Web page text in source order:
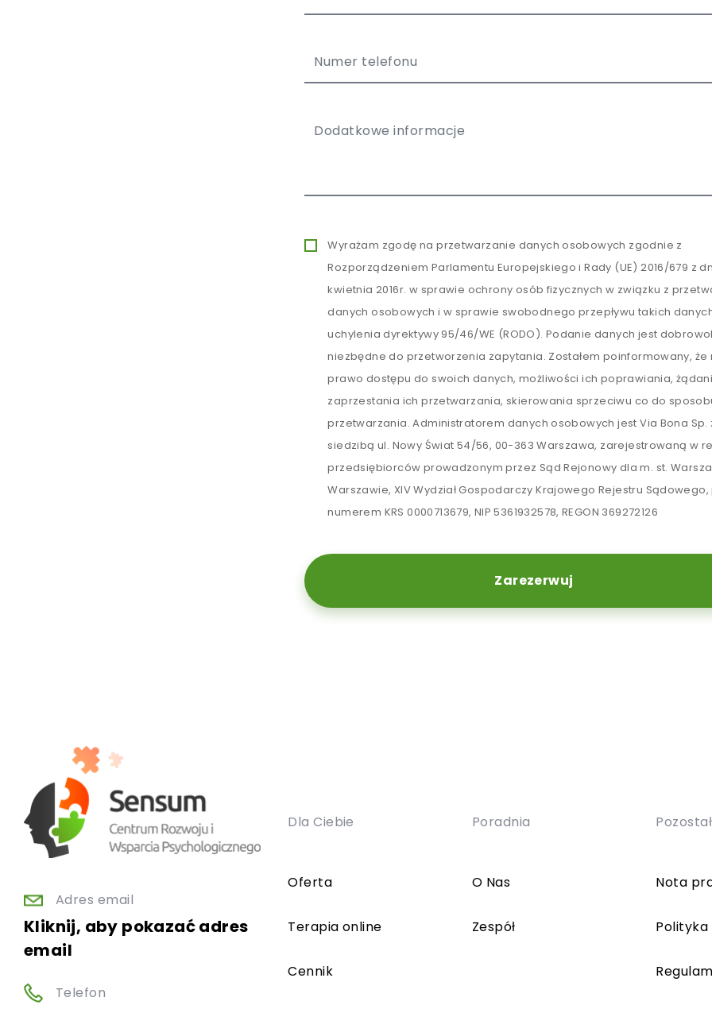
Wyrażam zgodę na przetwarzanie danych osobowych zgodnie z
Rozporządzeniem Parlamentu Europejskiego i Rady (UE) 2016/679 z
kwietnia 2016r. w sprawie ochrony osób fizycznych w związku z
danych osobowych i w sprawie swobodnego przepływu takich
uchylenia dyrektywy 95/46/WE (RODO). Podanie danych jest
niezbędne do przetworzenia zapytania. Zostałem poinformowany, że
prawo dostępu do swoich danych, możliwości ich poprawiania,
zaprzestania ich przetwarzania, skierowania sprzeciwu co do
przetwarzania. Administratorem danych osobowych jest Via Bona Sp.
siedzibą ul. Nowy Świat 54/56, 00-363 Warszawa, zarejestrowaną w
przedsiębiorców prowadzonym przez Sąd Rejonowy dla m. st.
Warszawie, XIV Wydział Gospodarczy Krajowego Rejestru
numerem KRS 0000713679, NIP 5361932578, REGON 369272126
Zarezerwuj
Adres email
Kliknij, aby pokazać adres
email
Telefon
Dla Ciebie
Oferta
Terapia online
Cennik
Poradnia
O Nas
Zespół
Nota